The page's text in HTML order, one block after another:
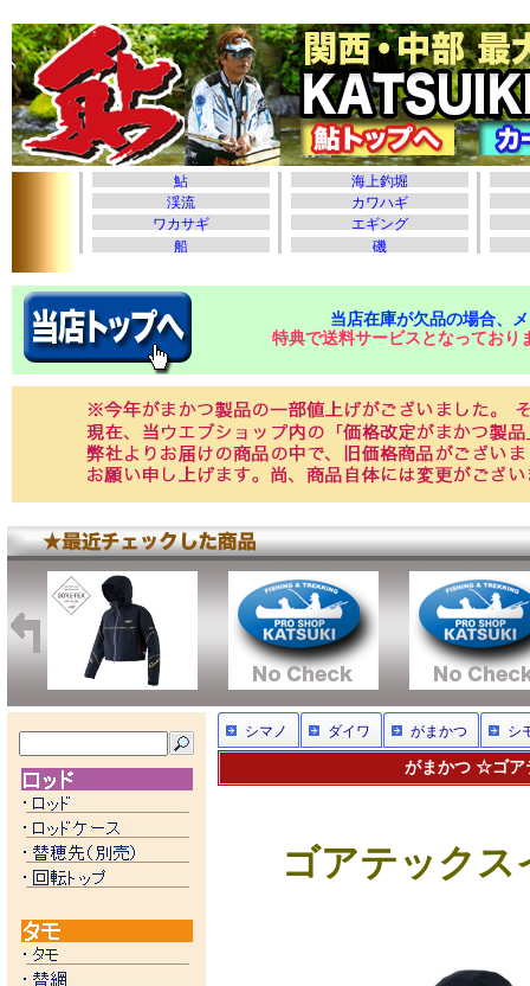
当店在庫が欠品の場合、
特典で送料サービスとなっており
シマノ ダイワ がまかつ シ
がまかつ ☆ゴア
ゴアテック